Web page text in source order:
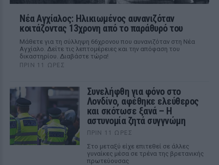
Νέα Αγχίαλος: Ηλικιωμένος αυνανιζόταν
κοιτάζοντας 13χρονη από το παράθυρό του
Μάθετε για τη σύλληψη 66χρονου που αυνανιζόταν στη Νέα
Αγχίαλο. Δείτε τις λεπτομέρειες και την απόφαση του
δικαστηρίου. Διαβάστε τώρα!
ΠΡΙΝ 11 ΏΡΕΣ
Συνελήφθη για φόνο στο
Λονδίνο, αφέθηκε ελεύθερος
και σκότωσε ξανά – Η
αστυνομία ζητά συγγνώμη
ΠΡΙΝ 11 ΏΡΕΣ
Στο μεταξύ είχε επιτεθεί σε άλλες
γυναίκες μέσα σε τρένα της βρετανικής
πρωτεύουσας